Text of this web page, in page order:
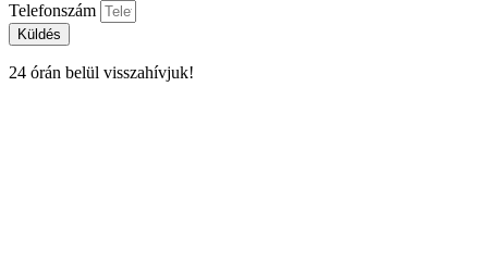
Telefonszám
Küldés
24 órán belül visszahívjuk!